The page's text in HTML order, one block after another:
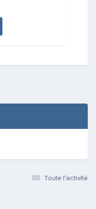
Toute l’activité